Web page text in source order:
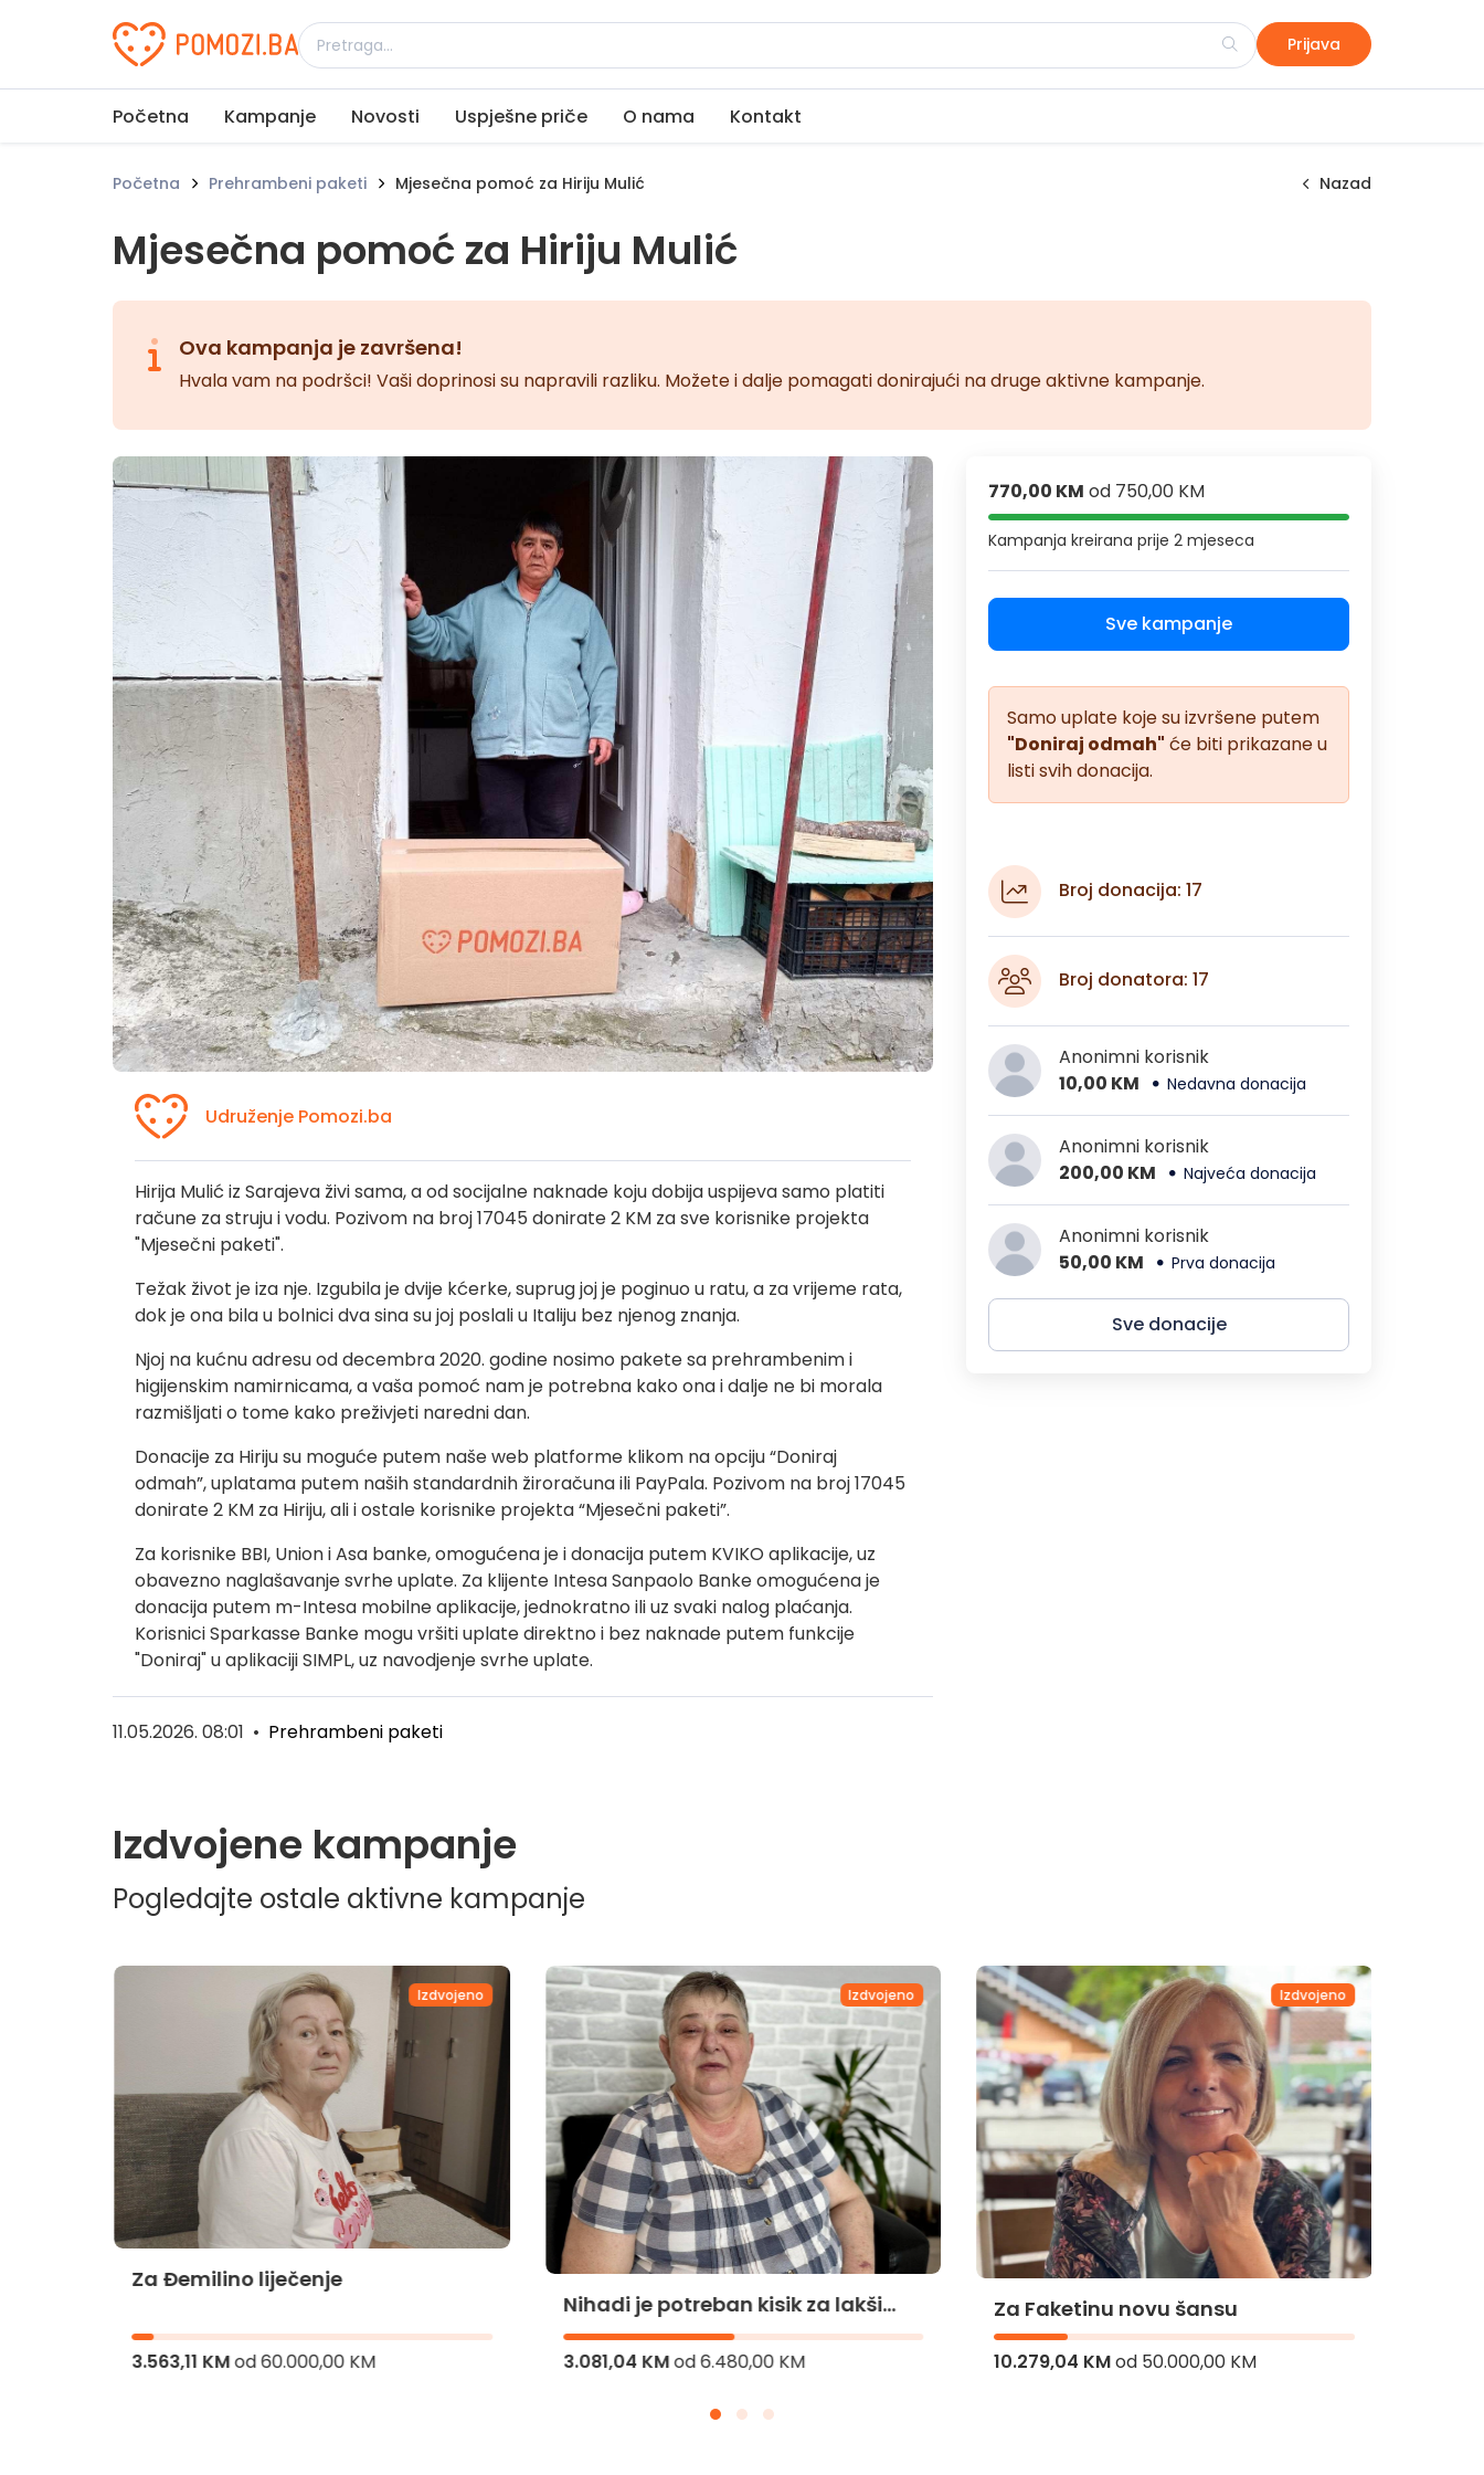
Udruženje Pomozi.ba Prijava
Početna Kampanje Novosti Uspješne priče O nama Kontakt
Početna Prehrambeni paketi Mjesečna pomoć za Hiriju Mulić Nazad
Mjesečna pomoć za Hiriju Mulić
Ova kampanja je završena!
Hvala vam na podršci! Vaši doprinosi su napravili razliku. Možete i dalje pomagati donirajući na druge aktivne kampanje.
Udruženje Pomozi.ba
Hirija Mulić iz Sarajeva živi sama, a od socijalne naknade koju dobija uspijeva samo platiti
račune za struju i vodu. Pozivom na broj 17045 donirate 2 KM za sve korisnike projekta
"Mjesečni paketi".
Težak život je iza nje. Izgubila je dvije kćerke, suprug joj je poginuo u ratu, a za vrijeme rata,
dok je ona bila u bolnici dva sina su joj poslali u Italiju bez njenog znanja.
Njoj na kućnu adresu od decembra 2020. godine nosimo pakete sa prehrambenim i
higijenskim namirnicama, a vaša pomoć nam je potrebna kako ona i dalje ne bi morala
razmišljati o tome kako preživjeti naredni dan.
Donacije za Hiriju su moguće putem naše web platforme klikom na opciju “Doniraj
odmah”, uplatama putem naših standardnih žiroračuna ili PayPala. Pozivom na broj 17045
donirate 2 KM za Hiriju, ali i ostale korisnike projekta “Mjesečni paketi”.
Za korisnike BBI, Union i Asa banke, omogućena je i donacija putem KVIKO aplikacije, uz
obavezno naglašavanje svrhe uplate. Za klijente Intesa Sanpaolo Banke omogućena je
donacija putem m-Intesa mobilne aplikacije, jednokratno ili uz svaki nalog plaćanja.
Korisnici Sparkasse Banke mogu vršiti uplate direktno i bez naknade putem funkcije
"Doniraj" u aplikaciji SIMPL, uz navodjenje svrhe uplate.
11.05.2026. 08:01 • Prehrambeni paketi
770,00 KM od 750,00 KM
Kampanja kreiranaprije 2 mjeseca
Sve kampanje
Samo uplate koje su izvršene putem
"Doniraj odmah" će biti prikazane u
listi svih donacija.
Broj donacija: 17
Broj donatora: 17
Anonimni korisnik
10,00 KM
Nedavna donacija
Anonimni korisnik
200,00 KM
Najveća donacija
Anonimni korisnik
50,00 KM
Prva donacija
Sve donacije
Izdvojene kampanje
Pogledajte ostale aktivne kampanje
Izdvojeno
Za Đemilino liječenje
3.563,11 KMod60.000,00 KM
Izdvojeno
Nihadi je potreban kisik za lakši
život
3.081,04 KMod6.480,00 KM
Izdvojeno
Za Faketinu novu šansu
10.279,04 KMod 50.000,00 KM